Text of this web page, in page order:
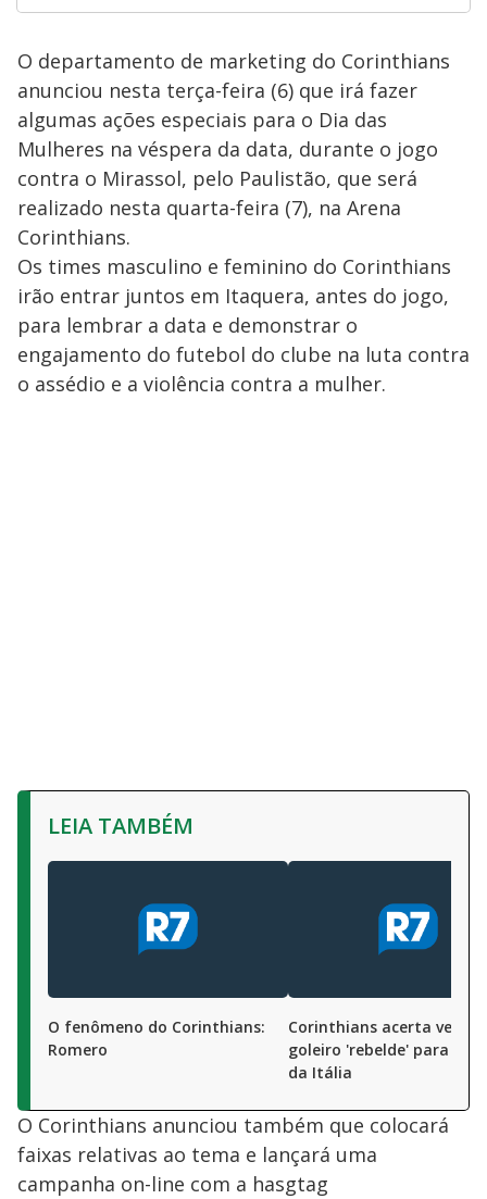
O departamento de marketing do Corinthians
anunciou nesta terça-feira (6) que irá fazer
algumas ações especiais para o Dia das
Mulheres na véspera da data, durante o jogo
contra o Mirassol, pelo Paulistão, que será
realizado nesta quarta-feira (7), na Arena
Corinthians.
Os times masculino e feminino do Corinthians
irão entrar juntos em Itaquera, antes do jogo,
para lembrar a data e demonstrar o
engajamento do futebol do clube na luta contra
o assédio e a violência contra a mulher.
LEIA TAMBÉM
O fenômeno do Corinthians:
Romero
Corinthians acerta venda
goleiro 'rebelde' para 2ª
da Itália
O Corinthians anunciou também que colocará
faixas relativas ao tema e lançará uma
campanha on-line com a hasgtag